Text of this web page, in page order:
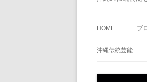
HOME ブ
沖縄伝統芸能